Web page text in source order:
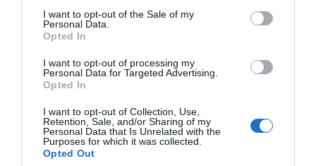
I want to opt-out of the Sale of my
Personal Data.
Opted In
I want to opt-out of processing my
Personal Data for Targeted Advertising.
Opted In
I want to opt-out of Collection, Use,
Retention, Sale, and/or Sharing of my
Personal Data that Is Unrelated with the
Purposes for which it was collected.
Opted Out
Índex2P
Inversión pública
Compartir
Imprimir